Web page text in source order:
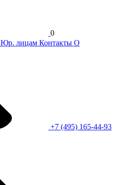
0
Юр. лицам Контакты О
+7 (495) 165-44-93